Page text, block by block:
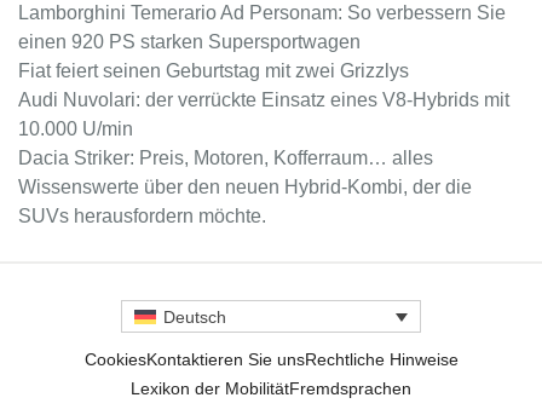
Lamborghini Temerario Ad Personam: So verbessern Sie
einen 920 PS starken Supersportwagen
Fiat feiert seinen Geburtstag mit zwei Grizzlys
Audi Nuvolari: der verrückte Einsatz eines V8-Hybrids mit
10.000 U/min
Dacia Striker: Preis, Motoren, Kofferraum… alles
Wissenswerte über den neuen Hybrid-Kombi, der die
SUVs herausfordern möchte.
Deutsch
CookiesKontaktieren Sie unsRechtliche Hinweise
Lexikon der MobilitätFremdsprachen